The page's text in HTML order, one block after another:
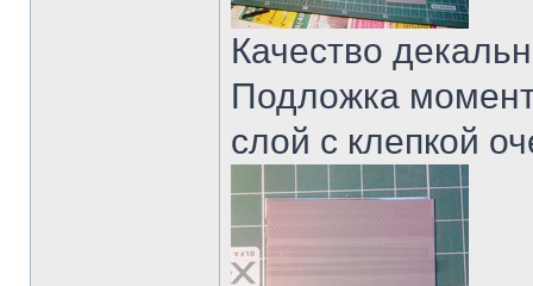
Качество
Подложка
слой с клепкой